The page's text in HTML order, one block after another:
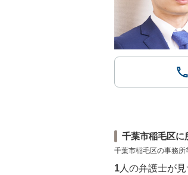
千葉市稲毛区に
千葉市稲毛区の事務所
1 人の弁護士が